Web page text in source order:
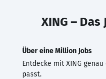
XING –
Über eine Million Jobs
Entdecke mit XING
passt.